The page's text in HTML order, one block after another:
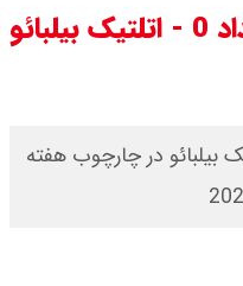
شود
خلاصه بازی رئال سوسیداد 0 - اتلتیک بیلبائو
بیلبائو در چارچوب هفته